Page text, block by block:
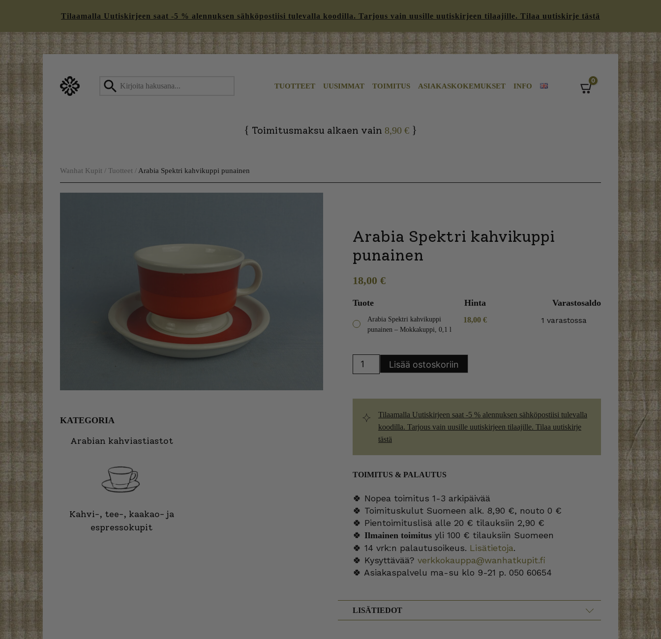
Tilaamalla Uutiskirjeen saat -5 % alennuksen sähköpostiisi tulevalla koodilla. Tarjous vain uusille uutiskirjeen tilaajille. Tilaa uutiskirje tästä
to
TUOTTEET UUSIMMAT TOIMITUS ASIAKASKOKEMUKSET INFO
0
{ Toimitusmaksu alkaen vain 8,90 € }
Wanhat Kupit / Tuotteet / Arabia Spektri kahvikuppi punainen
KATEGORIA
Arabian kahviastiastot
Kahvi-, tee-, kaakao- ja
espressokupit
Arabia Spektri kahvikuppi
punainen
18,00 €
Tuote Hinta Varastosaldo
Arabia Spektri kahvikuppi
punainen – Mokkakuppi, 0,1 l
18,00 € 1 varastossa
Spektri
Lisää ostoskoriin
Tilaamalla Uutiskirjeen saat -5 % alennuksen sähköpostiisi tulevalla
koodilla. Tarjous vain uusille uutiskirjeen tilaajille. Tilaa uutiskirje
tästä
TOIMITUS & PALAUTUS
🍀 Nopea toimitus 1-3 arkipäivää
🍀 Toimituskulut Suomeen alk. 8,90 €, nouto 0 €
🍀 Pientoimituslisä alle 20 € tilauksiin 2,90 €
🍀 Ilmainen toimitusyli 100 € tilauksiin Suomeen
🍀 14 vrk:n palautusoikeus. Lisätietoja.
🍀 Kysyttävää? verkkokauppa@wanhatkupit.fi
🍀 Asiakaspalvelu ma-su klo 9-21 p. 050 60654
LISÄTIEDOT